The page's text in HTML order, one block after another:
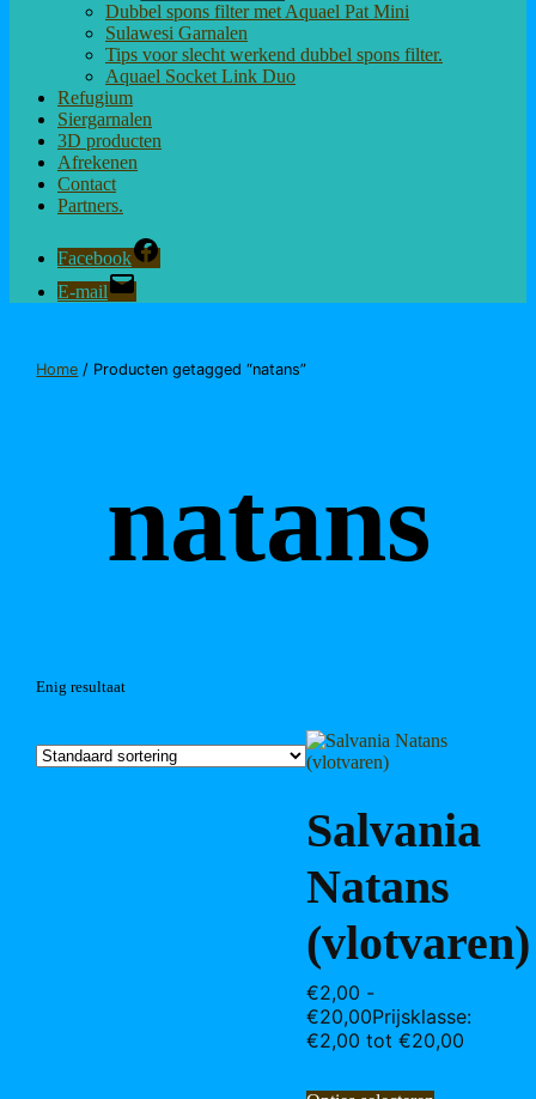
Dubbel spons filter met Aquael Pat Mini
Sulawesi Garnalen
Tips voor slecht werkend dubbel spons filter.
Aquael Socket Link Duo
Refugium
Siergarnalen
3D producten
Afrekenen
Contact
Partners.
Facebook
E-mail
Home / Producten getagged “natans”
natans
Enig resultaat
Salvania
Natans
(vlotvaren)
€2,00 -
€20,00Prijsklasse:
€2,00 tot €20,00